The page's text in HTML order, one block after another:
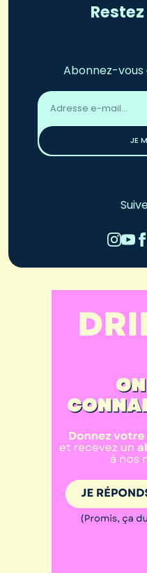
Abonnez-
Adresse
email
JE